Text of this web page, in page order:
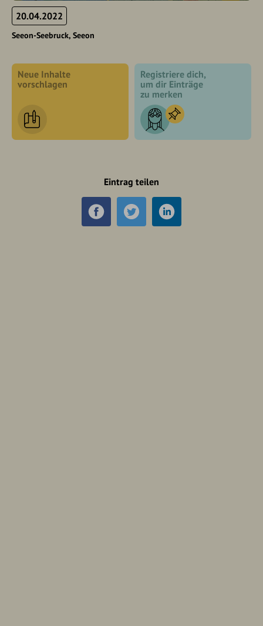
20.04.2022
Seeon-Seebruck Seeon
Neue Inhalte
vorschlagen
Registriere dich,
um dir Einträge
zu merken
Eintrag teilen